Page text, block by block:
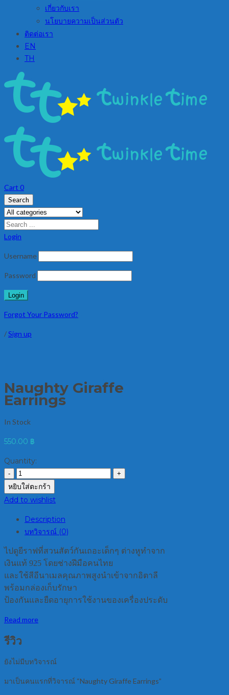
เกี่ยวกับเรา
นโยบายความเป็นส่วนตัว
ติดต่อเรา
EN
TH
Cart 0
Search
Login
Username
Password
Forgot Your Password?
/Sign up
Naughty Giraffe
Earrings
In Stock
550.00 ฿
Quantity:
หยิบใส่ตะกร้า
Add to wishlist
Description
บทวิจารณ์ (0)
ไปดูยีราฟที่สวนสัตว์กันเถอะเด็กๆ ต่างหูทำจาก
เงินแท้ 925 โดยช่างฝีมือคนไทย
และใช้สีอีนาเมลคุณภาพสูงนำเข้าจากอิตาลี
พร้อมกล่องเก็บรักษา
ป้องกันและยืดอายุการใช้งานของเครื่องประดับ
Read more
รีวิว
ยังไม่มีบทวิจารณ์
มาเป็นคนแรกที่วิจารณ์ “Naughty Giraffe Earrings”